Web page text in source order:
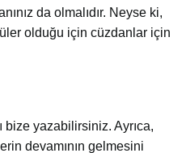
da olmalıdır. Neyse ki,
olduğu için cüzdanlar için
bize yazabilirsiniz. Ayrıca,
devamının gelmesini